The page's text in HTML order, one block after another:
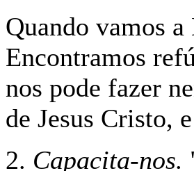
Quando vamos
Encontramos
nos pode fazer
de Jesus Cristo,
2. Capacita-nos.